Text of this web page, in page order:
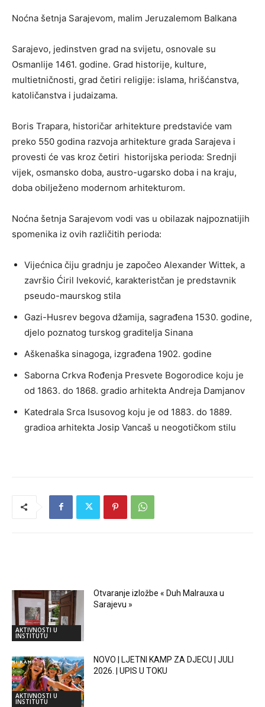
Noćna šetnja Sarajevom, malim Jeruzalemom Balkana
Sarajevo, jedinstven grad na svijetu, osnovale su
Osmanlije 1461. godine. Grad historije, kulture,
multietničnosti, grad četiri religije: islama, hrišćanstva,
katoličanstva i judaizama.
Boris Trapara, historičar arhitekture predstaviće vam
preko 550 godina razvoja arhitekture grada Sarajeva i
provesti će vas kroz četiri historijska perioda: Srednji
vijek, osmansko doba, austro-ugarsko doba i na kraju,
doba obilježeno modernom arhitekturom.
Noćna šetnja Sarajevom vodi vas u obilazak najpoznatijih
spomenika iz ovih različitih perioda:
Vijećnica čiju gradnju je započeo Alexander Wittek, a
završio Ćiril Iveković, karakteristčan je predstavnik
pseudo-maurskog stila
Gazi-Husrev begova džamija, sagrađena 1530. godine,
djelo poznatog turskog graditelja Sinana
Aškenaška sinagoga, izgrađena 1902. godine
Saborna Crkva Rođenja Presvete Bogorodice koju je
od 1863. do 1868. gradio arhitekta Andreja Damjanov
Katedrala Srca Isusovog koju je od 1883. do 1889.
gradioa arhitekta Josip Vancaš u neogotičkom stilu
AKTIVNOSTI U
INSTITUTU
Otvaranje izložbe « Duh Malrauxa u
Sarajevu »
AKTIVNOSTI U
INSTITUTU
NOVO | LJETNI KAMP ZA DJECU | JULI
2026. | UPIS U TOKU